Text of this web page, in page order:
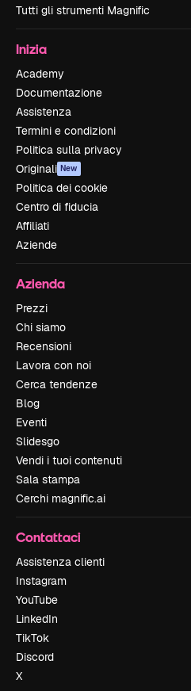
Tutti gli strumenti Magnific
Inizia
Academy
Documentazione
Assistenza
Termini e condizioni
Politica sulla privacy
Originali New
Politica dei cookie
Centro di fiducia
Affiliati
Aziende
Azienda
Prezzi
Chi siamo
Recensioni
Lavora con noi
Cerca tendenze
Blog
Eventi
Slidesgo
Vendi i tuoi contenuti
Sala stampa
Cerchi magnific.ai
Contattaci
Assistenza clienti
Instagram
YouTube
LinkedIn
TikTok
Discord
X